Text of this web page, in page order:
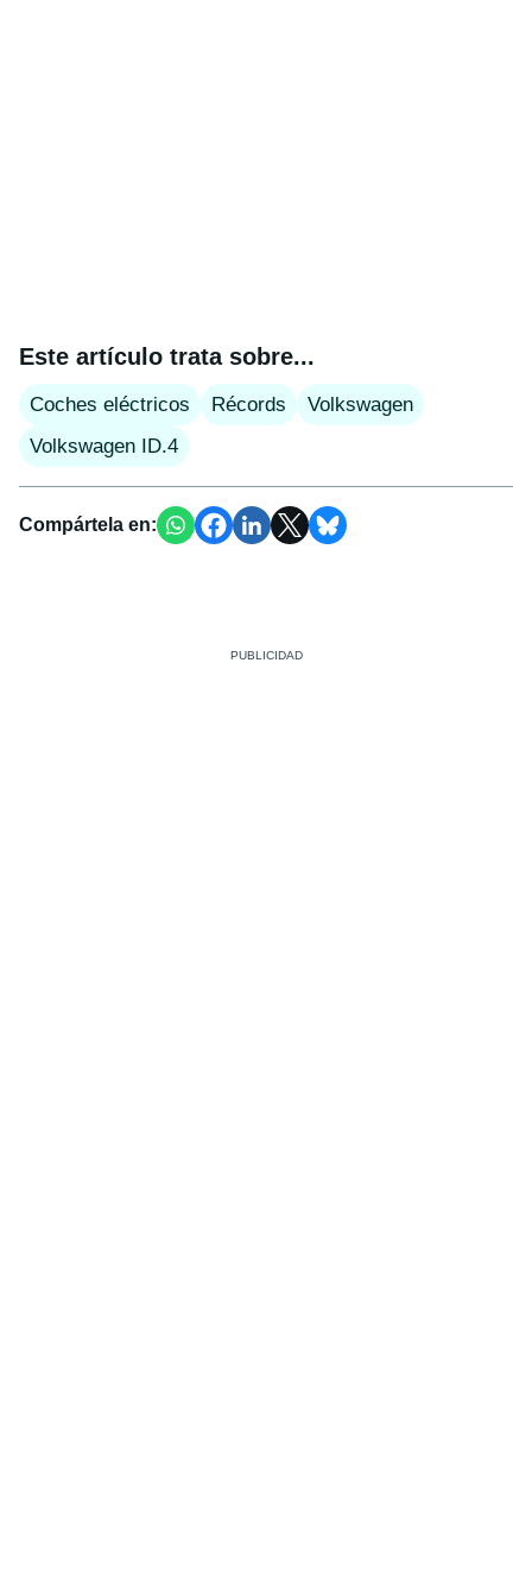
Este artículo trata sobre...
Coches eléctricos Récords
Volkswagen
Volkswagen ID.4
Compártela en: